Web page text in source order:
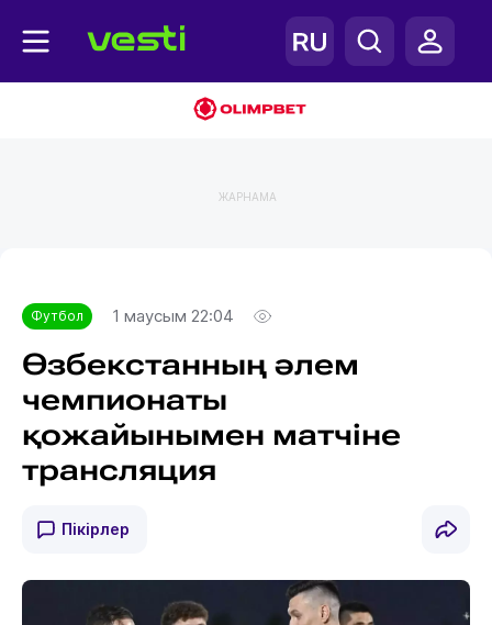
ЖАРНАМА
Футбол 1 маусым 22:04
Өзбекстанның әлем
чемпионаты
қожайынымен матчіне
трансляция
Пікірлер